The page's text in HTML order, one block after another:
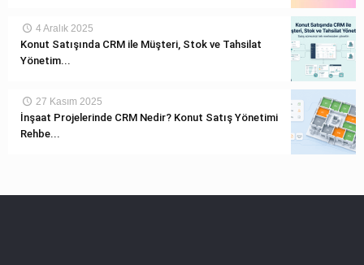
4 Aralık 2025
Konut Satışında CRM ile Müşteri, Stok ve Tahsilat
Yönetim...
27 Kasım 2025
İnşaat Projelerinde CRM Nedir? Konut Satış Yönetimi
Rehbe...